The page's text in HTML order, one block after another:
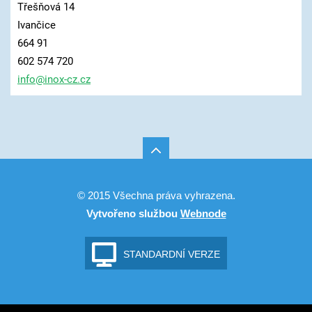
Třešňová 14
Ivančice
664 91
602 574 720
info@inox-cz.cz
© 2015 Všechna práva vyhrazena.
Vytvořeno službou Webnode
STANDARDNÍ VERZE